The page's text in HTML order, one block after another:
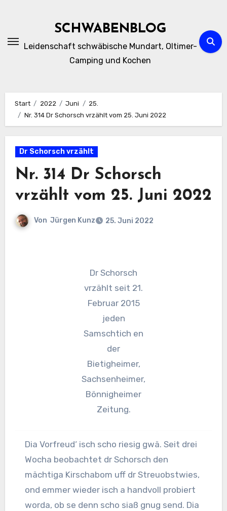
SCHWABENBLOG
Leidenschaft schwäbische Mundart, Oltimer-
Camping und Kochen
Start 2022 Juni
25.
Nr. 314 Dr Schorsch vrzählt vom 25. Juni 2022
Dr Schorsch vrzählt
Nr. 314 Dr Schorsch
vrzählt vom 25. Juni 2022
Von Jürgen Kunz 25. Juni 2022
Dr Schorsch
vrzählt seit 21.
Februar 2015
jeden
Samschtich en
der
Bietigheimer,
Sachsenheimer,
Bönnigheimer
Zeitung.
Dia Vorfreud‘ isch scho riesig gwä. Seit drei
Wocha beobachtet dr Schorsch den
mächtiga Kirschabom uff dr Streuobstwies,
ond emmer wieder isch a handvoll probiert
worda, ob se denn scho siaß gnug send. Dia